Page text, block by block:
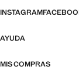
INSTAGRAM
AYUDA
MIS COMPRAS